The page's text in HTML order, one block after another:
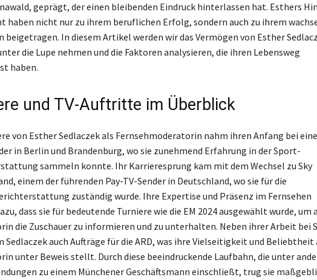
geprägt, der einen bleibenden Eindruck hinterlassen hat. Esthers
haben nicht nur zu ihrem beruflichen Erfolg, sondern auch zu ihrem
beigetragen. In diesem Artikel werden wir das Vermögen von Esther
die Lupe nehmen und die Faktoren analysieren, die ihren Lebensweg
haben.
und TV-Auftritte im Überblick
von Esther Sedlaczek als Fernsehmoderatorin nahm ihren Anfang bei
in Berlin und Brandenburg, wo sie zunehmend Erfahrung in der Sport-
sammeln konnte. Ihr Karrieresprung kam mit dem Wechsel zu Sky
einem der führenden Pay-TV-Sender in Deutschland, wo sie für die
zuständig wurde. Ihre Expertise und Präsenz im Fernsehen
dass sie für bedeutende Turniere wie die EM 2024 ausgewählt wurde, um
die Zuschauer zu informieren und zu unterhalten. Neben ihrer Arbeit bei
Sedlaczek auch Aufträge für die ARD, was ihre Vielseitigkeit und Beliebtheit
unter Beweis stellt. Durch diese beeindruckende Laufbahn, die unter
zu einem Münchener Geschäftsmann einschließt, trug sie